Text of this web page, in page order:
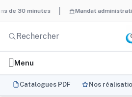
Mandat administratif &
Menu
Catalogues PDF Nos